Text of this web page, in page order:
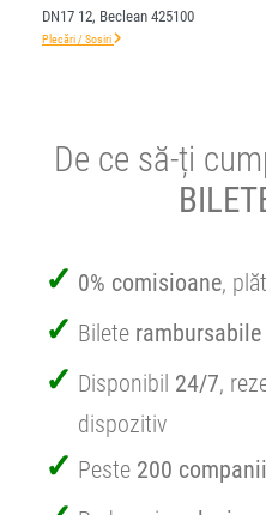
DN17 12, Beclean 425100
Plecări / Sosiri
De ce să-ți
0% comisioane,
Bilete rambursabile
Disponibil 24/7,
dispozitiv
Peste 200 companii